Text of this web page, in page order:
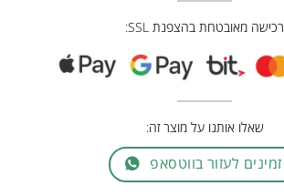
רכישה מאובטחת בהצפנת SSL:
שאלו אותנו על מוצר זה:
זמינים לעזור בווטסאפ